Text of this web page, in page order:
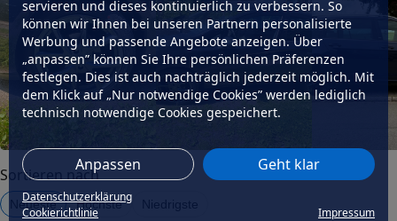
servieren und dieses kontinuierlich zu verbessern. So
können wir Ihnen bei unseren Partnern personalisierte
Werbung und passende Angebote anzeigen. Über
„anpassen” können Sie Ihre persönlichen Präferenzen
festlegen. Dies ist auch nachträglich jederzeit möglich. Mit
dem Klick auf „Nur notwendige Cookies” werden lediglich
technisch notwendige Cookies gespeichert.
Anpassen Geht klar
Datenschutzerklärung
Cookierichtlinie
Impressum
Größe (in Zoll)
18
Einpresstiefe (in mm)
30
Lochkreis (Anzahl der Löcher)
Lochkreis-Durchmesser (in mm)
112
Mittenloch-Durchmesser (in
mm)
Sortieren nach
Neueste Höchste